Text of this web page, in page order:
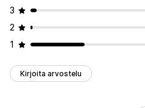
3
2
1
Kirjoita arvostelu